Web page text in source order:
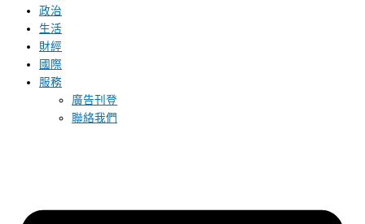
政治
生活
財經
國際
服務
廣告刊登
聯絡我們